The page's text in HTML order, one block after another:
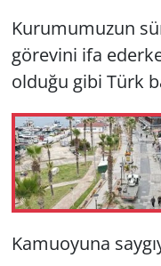
Kurumumuzun
görevini ifa
olduğu gibi Türk
Kamuoyuna